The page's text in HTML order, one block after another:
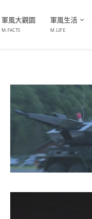
軍風大觀園
M.FACTS
軍風生活
M.LIFE